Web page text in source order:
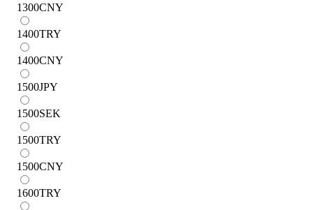
1300CNY
1400TRY
1400CNY
1500JPY
1500SEK
1500TRY
1500CNY
1600TRY